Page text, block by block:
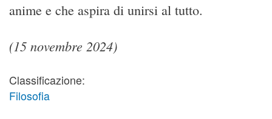
anime e che aspira di unirsi al tutto.
(15 novembre 2024)
Classificazione:
Filosofia